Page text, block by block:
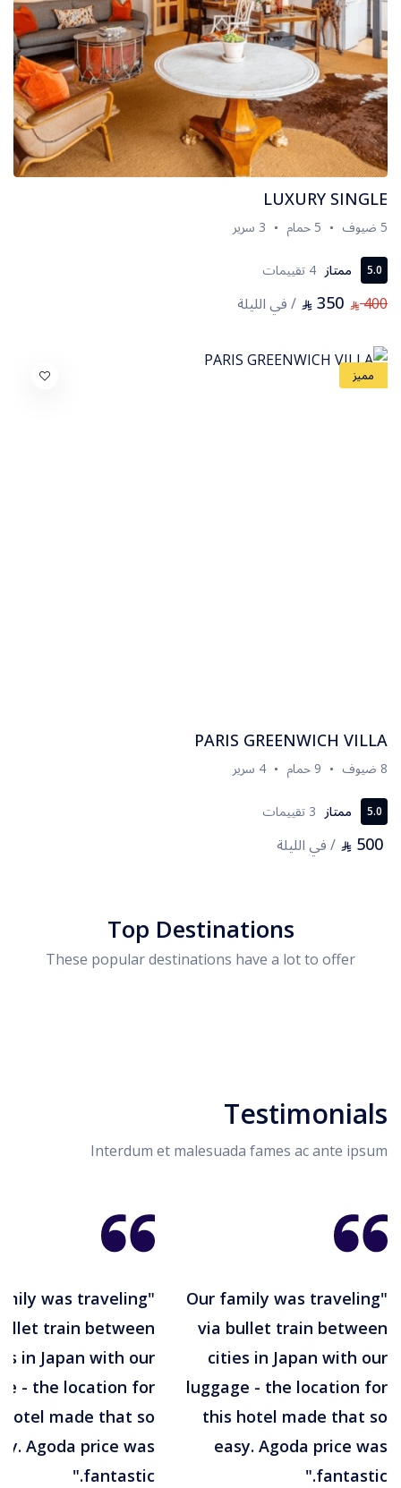
LUXURY SINGLE
5 ضيوف 5 حمام 3 سرير
5.0 ممتاز 4 تقييمات
400
⃁
350
⃁ / في الليلة
مميز
PARIS GREENWICH VILLA
8 ضيوف 9 حمام 4 سرير
5.0 ممتاز 3 تقييمات
500
⃁ / في الليلة
Top Destinations
These popular destinations have a lot to offer
Testimonials
Interdum et malesuada fames ac ante ipsum
"Our family was traveling
via bullet train between
cities in Japan with our
luggage - the location for
this hotel made that so
easy. Agoda price was
fantastic."
was traveling
train between
in Japan with our
- the location for
made that so
Agoda price was
fantastic."